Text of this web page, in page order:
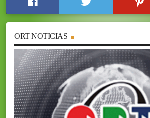
ORT NOTICIAS